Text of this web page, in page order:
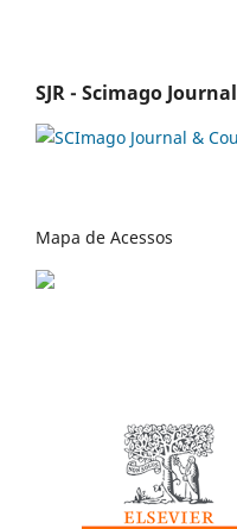
SJR - Scimago Journal
Mapa de Acessos